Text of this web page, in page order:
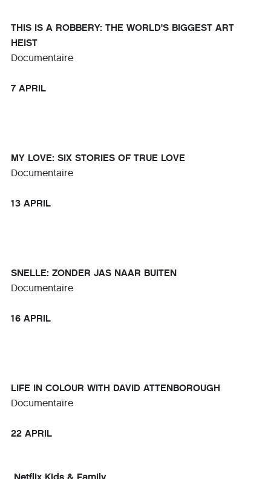
THIS IS A ROBBERY: THE WORLD'S BIGGEST ART
HEIST
Documentaire
7 APRIL
MY LOVE: SIX STORIES OF TRUE LOVE
Documentaire
13 APRIL
SNELLE: ZONDER JAS NAAR BUITEN
Documentaire
16 APRIL
LIFE IN COLOUR WITH DAVID ATTENBOROUGH
Documentaire
22 APRIL